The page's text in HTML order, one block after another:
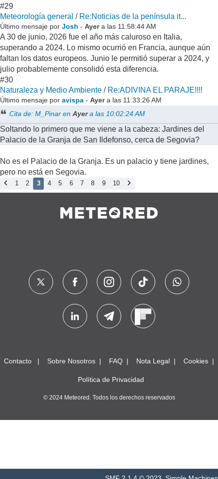
#29
Meteorología general / Re:Noticias de la península it...
Último mensaje por Josh - Ayera las 11:58:44 AM
A 30 de junio, 2026 fue el año más caluroso en Italia,
superando a 2024. Lo mismo ocurrió en Francia, aunque aún
faltan los datos europeos. Junio le permitió superar a 2024, y
julio probablemente consolidó esta diferencia.
#30
Naturaleza y Medio Ambiente / Re:ADIVINA EL PARAJE!!!!
Último mensaje por avispa - Ayera las 11:33:26 AM
Cita de: M_Pinar enAyera las 10:02:24 AM
Soltando lo primero que me viene a la cabeza: Jardines del
Palacio de la Granja de San Ildefonso, cerca de Segovia?
No es el Palacio de la Granja. Es un palacio y tiene jardines,
pero no está en Segovia.
1 2 3 4 5 6 7 8 9 10
Contacto Sobre Nosotros FAQ Nota Legal Cookies
Política de Privacidad
© 2024 Meteored. Todos los derechos reservados